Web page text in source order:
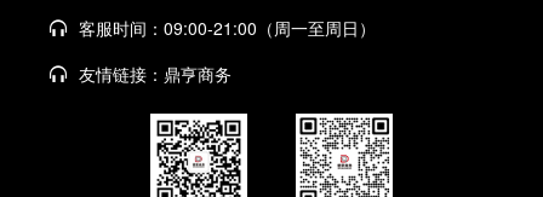
客服时间：09:00-21:00（周一至周日）
友情链接： 鼎亨商务